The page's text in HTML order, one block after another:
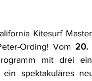
Kitesurf
Ording! Vom 20.
mit drei
spektakuläres